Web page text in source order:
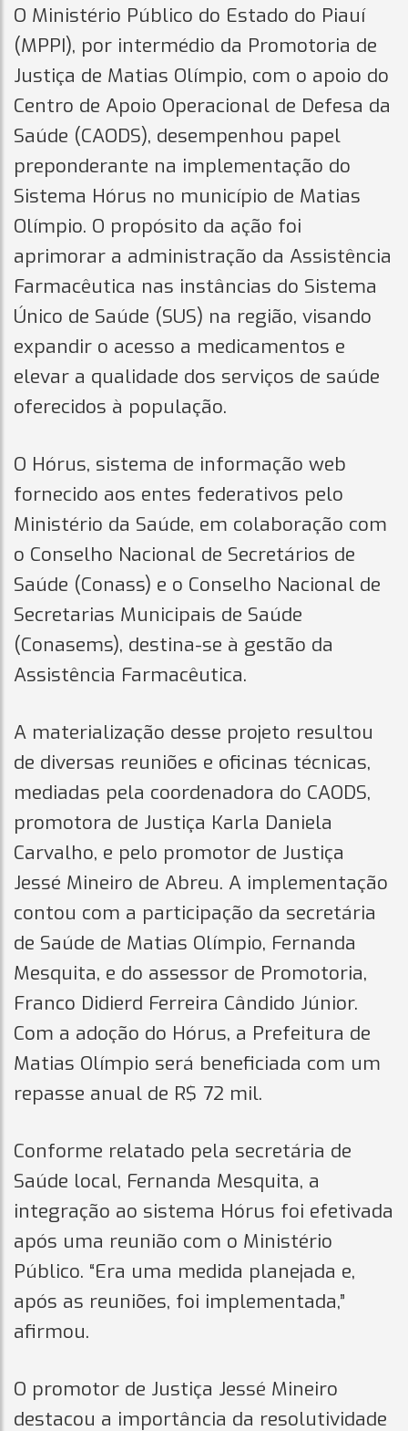
O Ministério Público do Estado do Piauí
(MPPI), por intermédio da Promotoria de
Justiça de Matias Olímpio, com o apoio do
Centro de Apoio Operacional de Defesa da
Saúde (CAODS), desempenhou papel
preponderante na implementação do
Sistema Hórus no município de Matias
Olímpio. O propósito da ação foi
aprimorar a administração da Assistência
Farmacêutica nas instâncias do Sistema
Único de Saúde (SUS) na região, visando
expandir o acesso a medicamentos e
elevar a qualidade dos serviços de saúde
oferecidos à população.
O Hórus, sistema de informação web
fornecido aos entes federativos pelo
Ministério da Saúde, em colaboração com
o Conselho Nacional de Secretários de
Saúde (Conass) e o Conselho Nacional de
Secretarias Municipais de Saúde
(Conasems), destina-se à gestão da
Assistência Farmacêutica.
A materialização desse projeto resultou
de diversas reuniões e oficinas técnicas,
mediadas pela coordenadora do CAODS,
promotora de Justiça Karla Daniela
Carvalho, e pelo promotor de Justiça
Jessé Mineiro de Abreu. A implementação
contou com a participação da secretária
de Saúde de Matias Olímpio, Fernanda
Mesquita, e do assessor de Promotoria,
Franco Didierd Ferreira Cândido Júnior.
Com a adoção do Hórus, a Prefeitura de
Matias Olímpio será beneficiada com um
repasse anual de R$ 72 mil.
Conforme relatado pela secretária de
Saúde local, Fernanda Mesquita, a
integração ao sistema Hórus foi efetivada
após uma reunião com o Ministério
Público. “Era uma medida planejada e,
após as reuniões, foi implementada,”
afirmou.
O promotor de Justiça Jessé Mineiro
destacou a importância da resolutividade